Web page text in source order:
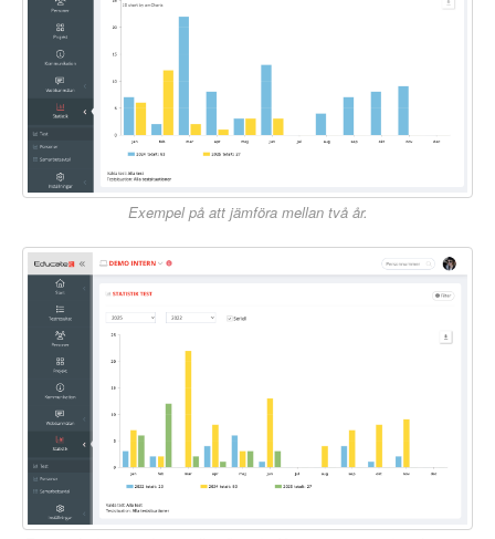
Exempel på att jämföra mellan två år.